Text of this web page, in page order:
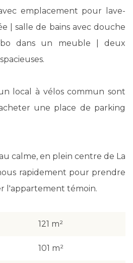
emplacement pour lave-
| salle de bains avec douche
dans un meuble | deux
local à vélos commun sont
une place de parking
calme, en plein centre de La
rapidement pour prendre
l'appartement témoin.
121 m²
101 m²